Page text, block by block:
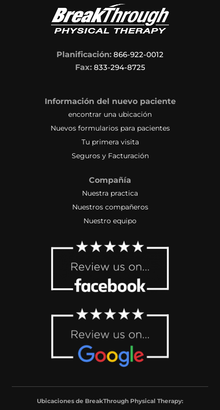
Planificación: 866-922-0012
Fax:833-294-8725
Información del nuevo paciente
encontrar una ubicación
Nuevos formularios para pacientes
Tu primera visita
Seguros y Facturación
Compañía
Nuestra practica
Nuestros compañeros
Nuestro equipo
Ubicaciones de BreakThrough Physical Therapy: